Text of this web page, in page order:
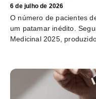
6 de julho de 2026
O número de pacientes
um patamar inédito.
Medicinal 2025,